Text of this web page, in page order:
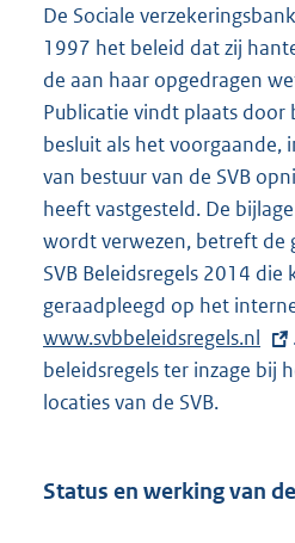
De Sociale
1997 het beleid dat zij
de aan haar opgedragen
Publicatie vindt plaats door
besluit als het voorgaande,
van bestuur van de SVB
heeft vastgesteld. De
wordt verwezen, betreft de
SVB Beleidsregels 2014 die
geraadpleegd op het
www.svbbeleidsregels.nl
beleidsregels ter inzage bij
locaties van de SVB.
Status en werking van